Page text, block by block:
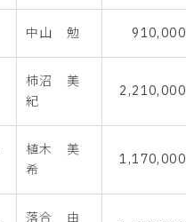
中山 勉 910,000
柿沼 美
紀
2,210,000
植木 美
希
1,170,000
落合 由